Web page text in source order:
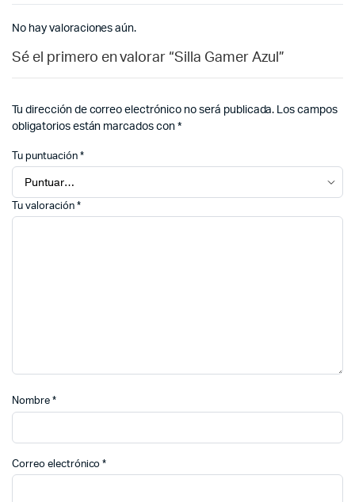
No hay valoraciones aún.
Sé el primero en valorar “Silla Gamer Azul”
Tu dirección de correo electrónico no será publicada. Los campos
obligatorios están marcados con*
Tu puntuación *
Tu valoración *
Nombre *
Correo electrónico*